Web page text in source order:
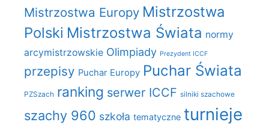
Mistrzostwa Europy Mistrzostwa
Polski Mistrzostwa Świata normy
arcymistrzowskie Olimpiady Prezydent ICCF
przepisy Puchar Europy Puchar Świata
PZSzach ranking serwer ICCF silniki szachowe
szachy 960 szkoła tematyczne turnieje